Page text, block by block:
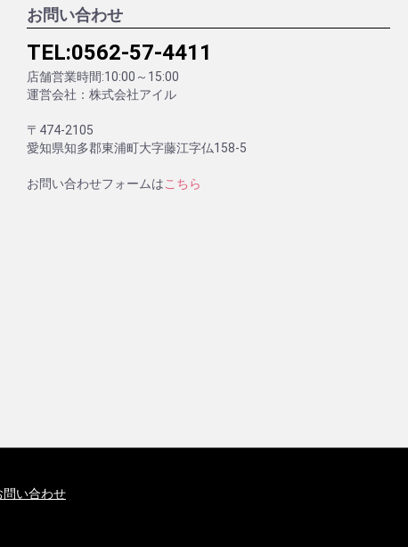
お問い合わせ
TEL:0562-57-4411
店舗営業時間:10:00～15:00
運営会社：株式会社アイル
〒474-2105
愛知県知多郡東浦町大字藤江字仏158-5
お問い合わせフォームはこちら
問い合わせ